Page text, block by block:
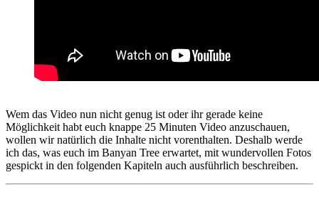
Wem das Video nun nicht genug ist oder ihr gerade keine
Möglichkeit habt euch knappe 25 Minuten Video anzuschauen,
wollen wir natürlich die Inhalte nicht vorenthalten. Deshalb werde
ich das, was euch im Banyan Tree erwartet, mit wundervollen Fotos
gespickt in den folgenden Kapiteln auch ausführlich beschreiben.